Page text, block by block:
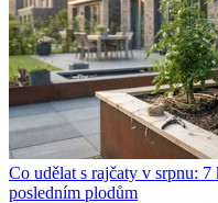
Co udělat s rajčaty v srpnu:
posledním plodům